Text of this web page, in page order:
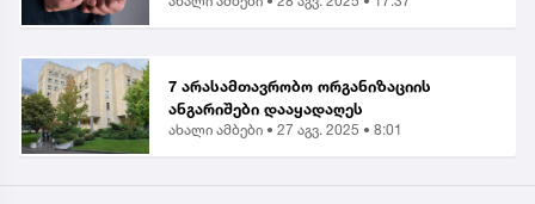
7 არასამთავრობო ორგანიზაციის
ანგარიშები დააყადაღეს
ახალი ამბები • 27 აგვ. 2025 • 8:01